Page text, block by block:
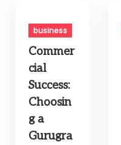
business
Commer
cial
Success:
Choosin
g a
Gurugra